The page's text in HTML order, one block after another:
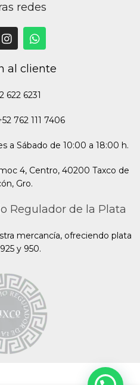
redes
al cliente
622 6231
762 111 7406
a Sábado de 10:00 a 18:00 h.
4, Centro, 40200 Taxco de
Gro.
Regulador de la Plata
mercancía, ofreciendo plata
y 950.